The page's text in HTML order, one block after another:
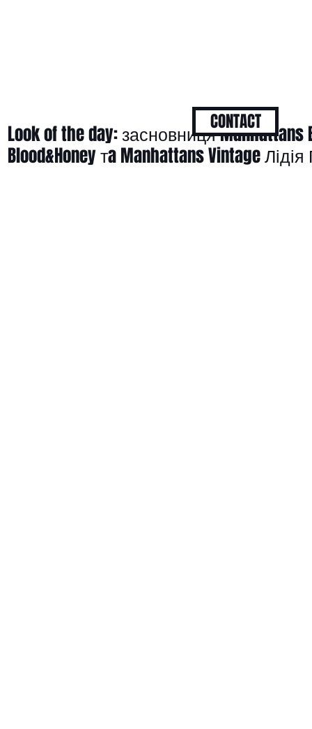
Look of the day: засновниця Manhattans
Blood&Honey тa Manhattans Vintage
CONTACT